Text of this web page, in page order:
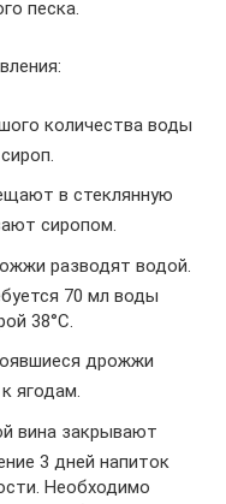
песка.
количества воды
в стеклянную
сиропом.
разводят водой.
70 мл воды
38°C.
дрожжи
ягодам.
вина закрывают
3 дней напиток
Необходимо